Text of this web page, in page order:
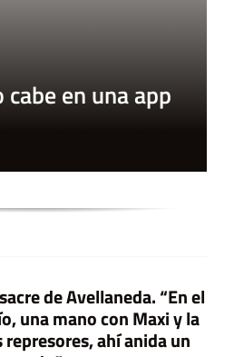
en una app
de Avellaneda. “En el
una mano con Maxi y la
ahí anida un